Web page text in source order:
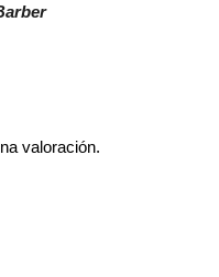
valoración.